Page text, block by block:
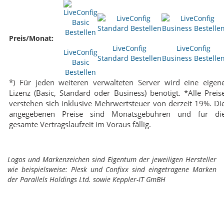
Preis/Monat:
LiveConfig
Basic
Bestellen
LiveConfig
Standard Bestellen
LiveConfig
Business
*) Für jeden weiteren verwalteten Server wird eine
Lizenz (Basic, Standard oder Business) benötigt. *Alle
verstehen sich inklusive Mehrwertsteuer von derzeit 19%.
angegebenen Preise sind Monatsgebühren und für
gesamte Vertragslaufzeit im Voraus fällig.
Logos und Markenzeichen sind Eigentum der jeweiligen Hersteller
wie beispielsweise: Plesk und Confixx sind eingetragene Marken
der Parallels Holdings Ltd. sowie Keppler-IT GmBH